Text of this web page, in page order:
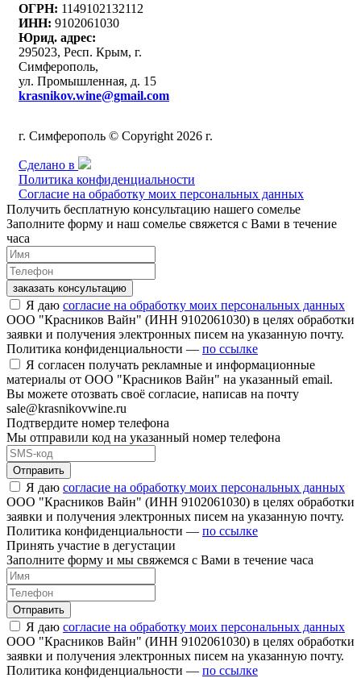
ОГРН: 1149102132112
ИНН: 9102061030
Юрид. адрес:
295023, Респ. Крым, г.
Симферополь,
ул. Промышленная, д. 15
krasnikov.wine@gmail.com
г. Симферополь © Copyright 2026 г.
Сделано в
Политика конфиденциальности
Согласие на обработку моих персональных данных
Получить бесплатную консультацию нашего сомелье
Заполните форму и наш сомелье свяжется с Вами в течение
часа
заказать консультацию
Я даю согласие на обработку моих персональных данных
ООО "Красников Вайн" (ИНН 9102061030) в целях обработки
заявки и получения электронных писем на указанную почту.
Политика конфиденциальности — по ссылке
Я согласен получать рекламные и информационные
материалы от ООО "Красников Вайн" на указанный email.
Вы можете отозвать своё согласие, написав на почту
sale@krasnikovwine.ru
Подтвердите номер телефона
Мы отправили код на указанный номер телефона
Отправить
Я даю согласие на обработку моих персональных данных
ООО "Красников Вайн" (ИНН 9102061030) в целях обработки
заявки и получения электронных писем на указанную почту.
Политика конфиденциальности — по ссылке
Принять участие в дегустации
Заполните форму и мы свяжемся с Вами в течение часа
Отправить
Я даю согласие на обработку моих персональных данных
ООО "Красников Вайн" (ИНН 9102061030) в целях обработки
заявки и получения электронных писем на указанную почту.
Политика конфиденциальности — по ссылке